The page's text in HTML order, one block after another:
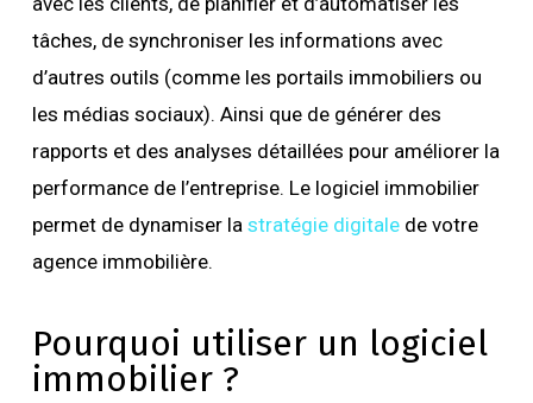
tâches, de synchroniser les informations avec
d’autres outils (comme les portails immobiliers ou
les médias sociaux). Ainsi que de générer des
rapports et des analyses détaillées pour améliorer la
performance de l’entreprise. Le logiciel immobilier
permet de dynamiser la stratégie digitalede votre
agence immobilière.
Pourquoi utiliser un logiciel
immobilier ?